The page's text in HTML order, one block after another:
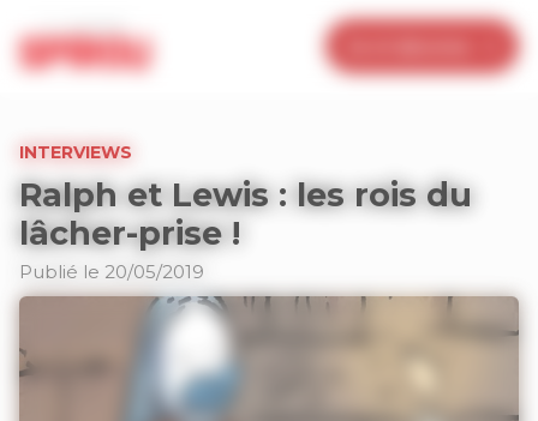
INTERVIEWS
Ralph et Lewis : les rois du
lâcher-prise !
Publié le 20/05/2019